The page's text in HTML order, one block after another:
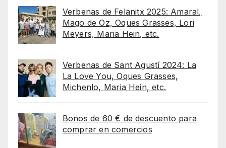
Verbenas de Felanitx 2025: Amaral,
Mago de Oz, Oques Grasses, Lori
Meyers, Maria Hein, etc.
Verbenas de Sant Agustí 2024: La
La Love You, Oques Grasses,
Michenlo, Maria Hein, etc.
Bonos de 60 € de descuento para
comprar en comercios